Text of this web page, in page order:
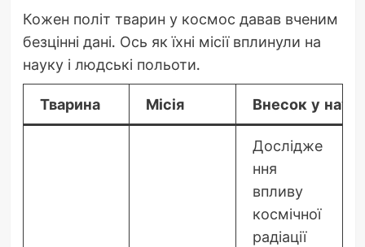
Кожен політ тварин у космос давав вченим
безцінні дані. Ось як їхні місії вплинули на
науку і людські польоти.
Тварина Місія Внесок у
Дослідже
ння
впливу
космічної
радіації